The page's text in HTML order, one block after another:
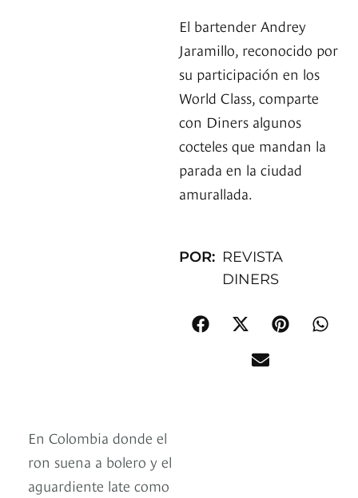
El bartender Andrey
Jaramillo, reconocido por
su participación en los
World Class, comparte
con Diners algunos
cocteles que mandan la
parada en la ciudad
amurallada.
POR: REVISTA
DINERS
En Colombia donde el
ron suena a bolero y el
aguardiente late como